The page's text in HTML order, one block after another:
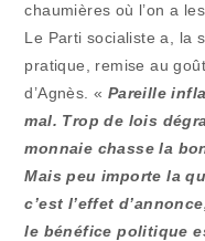
chaumières où l’on a
Le Parti socialiste a, la
pratique, remise au
d’Agnès. « Pareille
mal. Trop de lois
monnaie chasse la
Mais peu importe la
c’est l’effet
le bénéfice politique